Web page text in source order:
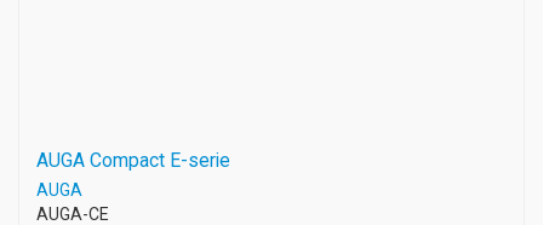
AUGA Compact E-serie
AUGA
AUGA-CE